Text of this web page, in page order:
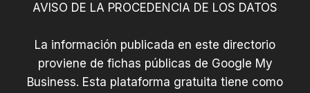
AVISO DE LA PROCEDENCIA DE LOS DATOS
La información publicada en este directorio
proviene de fichas públicas de Google My
Business. Esta plataforma gratuita tiene como